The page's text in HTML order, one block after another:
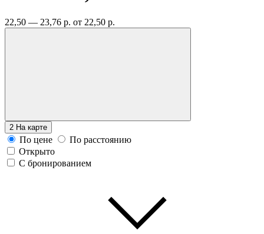
22,50 — 23,76 р. от 22,50 р.
2 На карте
По цене
По расстоянию
Открыто
С бронированием